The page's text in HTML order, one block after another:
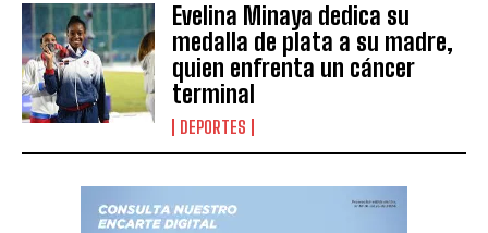
Evelina Minaya dedica su
medalla de plata a su madre,
quien enfrenta un cáncer
terminal
DEPORTES